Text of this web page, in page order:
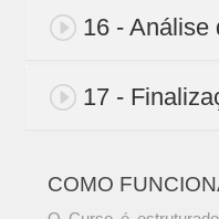
16 - Análise
17 -
COMO